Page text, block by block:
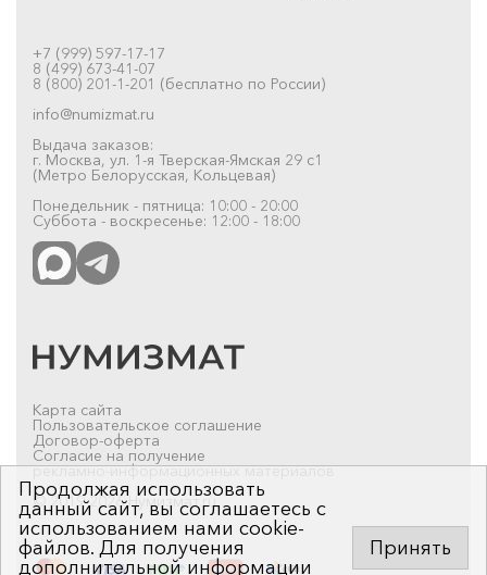
+7 (999) 597-17-17
8 (499) 673-41-07
8 (800) 201-1-201 (бесплатно по России)
info@numizmat.ru
Выдача заказов:
г. Москва, ул. 1-я Тверская-Ямская 29 с1
(Метро Белорусская, Кольцевая)
Понедельник - пятница: 10:00 - 20:00
Суббота - воскресенье: 12:00 - 18:00
Карта сайта
Пользовательское соглашение
Договор-оферта
Согласие на получение
рекламно-информационных материалов
© 2019-2026 Нумизмат.ru
Продолжая использовать
данный сайт, вы соглашаетесь с
использованием нами cookie-
файлов. Для получения
дополнительной информации
Принять